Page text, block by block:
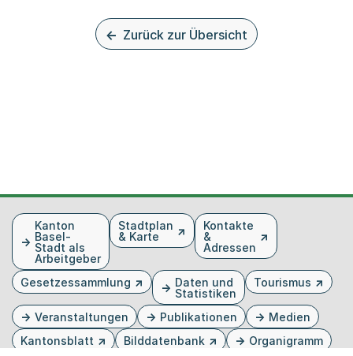
Zurück zur Übersicht
FusszeileKanton
Basel-
Stadt als
Arbeitgeber
Stadtplan
& Karte
Kontakte
&
Adressen
Gesetzessammlung
Daten und
Statistiken
Tourismus
Veranstaltungen Publikationen
Medien
Kantonsblatt
Bilddatenbank Organigramm